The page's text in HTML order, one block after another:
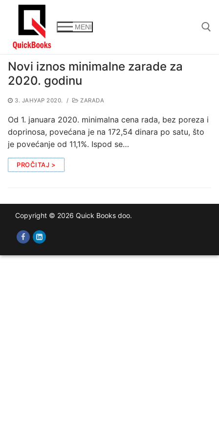
Прескочи
садржаја
MENI
Тражи за:
Novi iznos minimalne zarade za
2020. godinu
3. ЈАНУАР 2020. / ZARADA
Od 1. januara 2020. minimalna cena rada, bez poreza i
doprinosa, povećana je na 172,54 dinara po satu, što
je povećanje od 11,1%. Ispod se…
PROČITAJ >
Copyright © 2026 Quick Books doo.